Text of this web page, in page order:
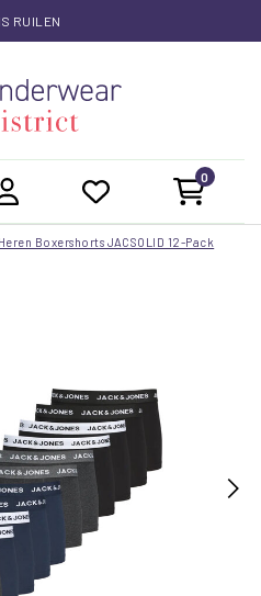
RUILEN
0
Boxershorts JACSOLID 12-Pack